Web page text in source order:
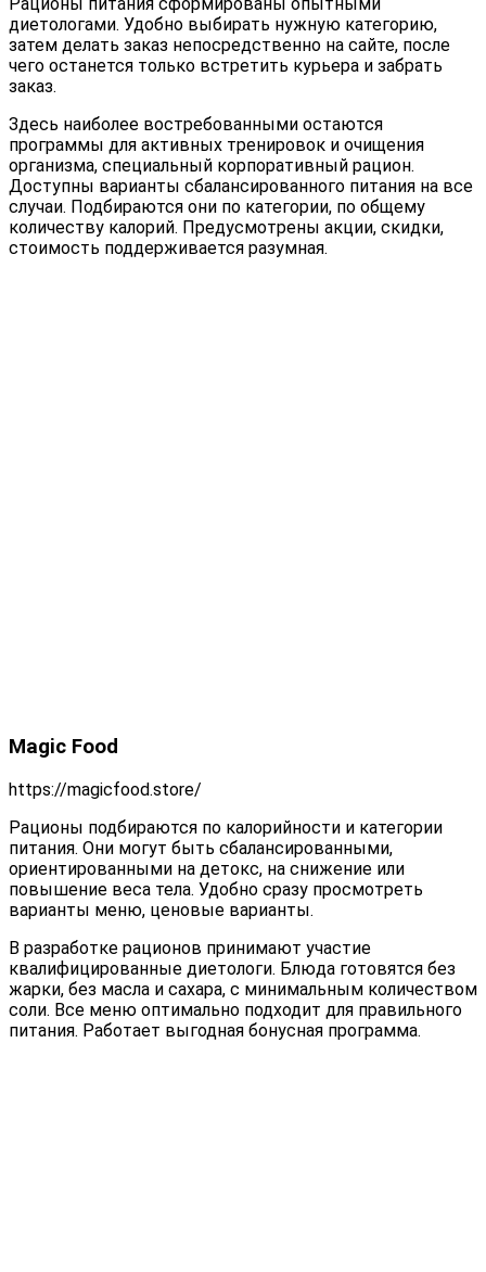
диетологами. Удобно выбирать нужную категорию,
затем делать заказ непосредственно на сайте, после
чего останется только встретить курьера и забрать
заказ.
Здесь наиболее востребованными остаются
программы для активных тренировок и очищения
организма, специальный корпоративный рацион.
Доступны варианты сбалансированного питания на все
случаи. Подбираются они по категории, по общему
количеству калорий. Предусмотрены акции, скидки,
стоимость поддерживается разумная.
Magic Food
https://magicfood.store/
Рационы подбираются по калорийности и категории
питания. Они могут быть сбалансированными,
ориентированными на детокс, на снижение или
повышение веса тела. Удобно сразу просмотреть
варианты меню, ценовые варианты.
В разработке рационов принимают участие
квалифицированные диетологи. Блюда готовятся без
жарки, без масла и сахара, с минимальным количеством
соли. Все меню оптимально подходит для правильного
питания. Работает выгодная бонусная программа.